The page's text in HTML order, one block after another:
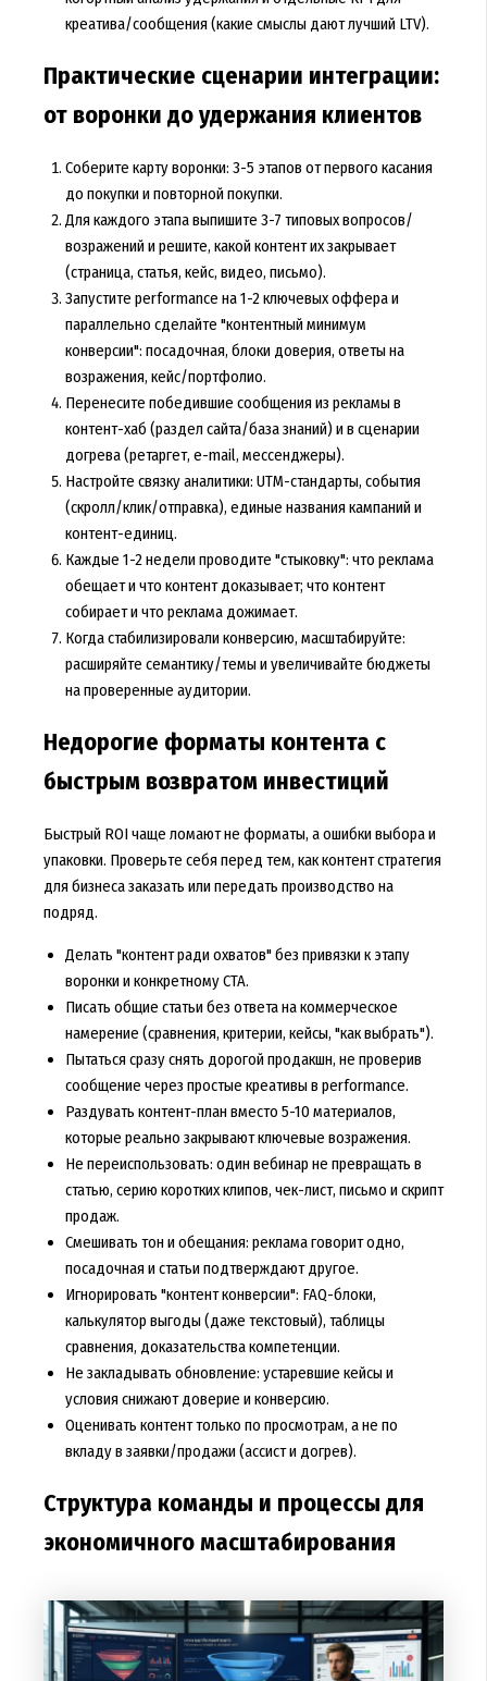
креатива/сообщения (какие смыслы дают лучший LTV).
Практические сценарии интеграции:
от воронки до удержания клиентов
Соберите карту воронки: 3-5 этапов от первого касания
до покупки и повторной покупки.
Для каждого этапа выпишите 3-7 типовых вопросов/
возражений и решите, какой контент их закрывает
(страница, статья, кейс, видео, письмо).
Запустите performance на 1-2 ключевых оффера и
параллельно сделайте "контентный минимум
конверсии": посадочная, блоки доверия, ответы на
возражения, кейс/портфолио.
Перенесите победившие сообщения из рекламы в
контент-хаб (раздел сайта/база знаний) и в сценарии
догрева (ретаргет, e-mail, мессенджеры).
Настройте связку аналитики: UTM-стандарты, события
(скролл/клик/отправка), единые названия кампаний и
контент-единиц.
Каждые 1-2 недели проводите "стыковку": что реклама
обещает и что контент доказывает; что контент
собирает и что реклама дожимает.
Когда стабилизировали конверсию, масштабируйте:
расширяйте семантику/темы и увеличивайте бюджеты
на проверенные аудитории.
Недорогие форматы контента с
быстрым возвратом инвестиций
Быстрый ROI чаще ломают не форматы, а ошибки выбора и
упаковки. Проверьте себя перед тем, какконтент стратегия
для бизнеса заказать или передать производство на
подряд.
Делать "контент ради охватов" без привязки к этапу
воронки и конкретному CTA.
Писать общие статьи без ответа на коммерческое
намерение (сравнения, критерии, кейсы, "как выбрать").
Пытаться сразу снять дорогой продакшн, не проверив
сообщение через простые креативы в performance.
Раздувать контент-план вместо 5-10 материалов,
которые реально закрывают ключевые возражения.
Не переиспользовать: один вебинар не превращать в
статью, серию коротких клипов, чек-лист, письмо и скрипт
продаж.
Смешивать тон и обещания: реклама говорит одно,
посадочная и статьи подтверждают другое.
Игнорировать "контент конверсии": FAQ-блоки,
калькулятор выгоды (даже текстовый), таблицы
сравнения, доказательства компетенции.
Не закладывать обновление: устаревшие кейсы и
условия снижают доверие и конверсию.
Оценивать контент только по просмотрам, а не по
вкладу в заявки/продажи (ассист и догрев).
Структура команды и процессы для
экономичного масштабирования